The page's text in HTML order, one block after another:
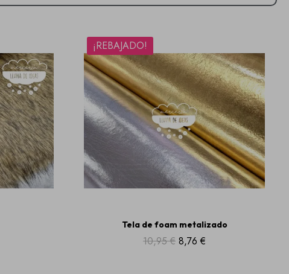
¡REBAJADO!
Tela de foam metalizado
10,95 € 8,76 €